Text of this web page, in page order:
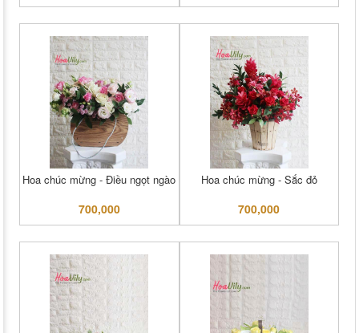
Hoa chúc mừng - Điều ngọt ngào
700,000
Hoa chúc mừng - Sắc đỏ
700,000